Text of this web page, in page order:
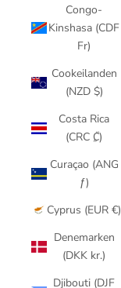
Congo-
Kinshasa (CDF
Fr)
Cookeilanden
(NZD $)
Costa Rica
(CRC ₡)
Curaçao (ANG
ƒ)
Cyprus (EUR €)
Denemarken
(DKK kr.)
Djibouti (DJF